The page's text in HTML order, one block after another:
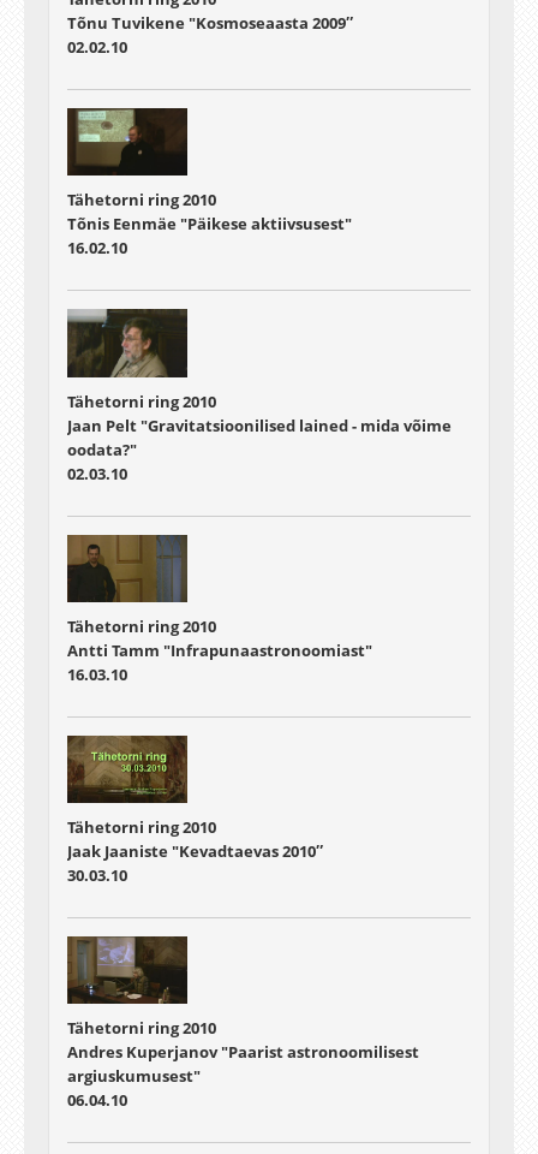
Tõnu Tuvikene "Kosmoseaasta 2009″
02.02.10
Tähetorni ring 2010
Tõnis Eenmäe "Päikese aktiivsusest"
16.02.10
Tähetorni ring 2010
Jaan Pelt "Gravitatsioonilised lained - mida võime
oodata?"
02.03.10
Tähetorni ring 2010
Antti Tamm "Infrapunaastronoomiast"
16.03.10
Tähetorni ring 2010
Jaak Jaaniste "Kevadtaevas 2010″
30.03.10
Tähetorni ring 2010
Andres Kuperjanov "Paarist astronoomilisest
argiuskumusest"
06.04.10